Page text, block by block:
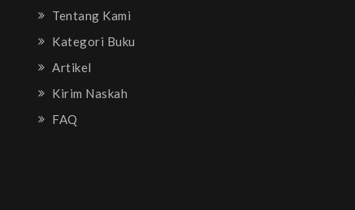
Tentang Kami
Kategori Buku
Artikel
Kirim Naskah
FAQ